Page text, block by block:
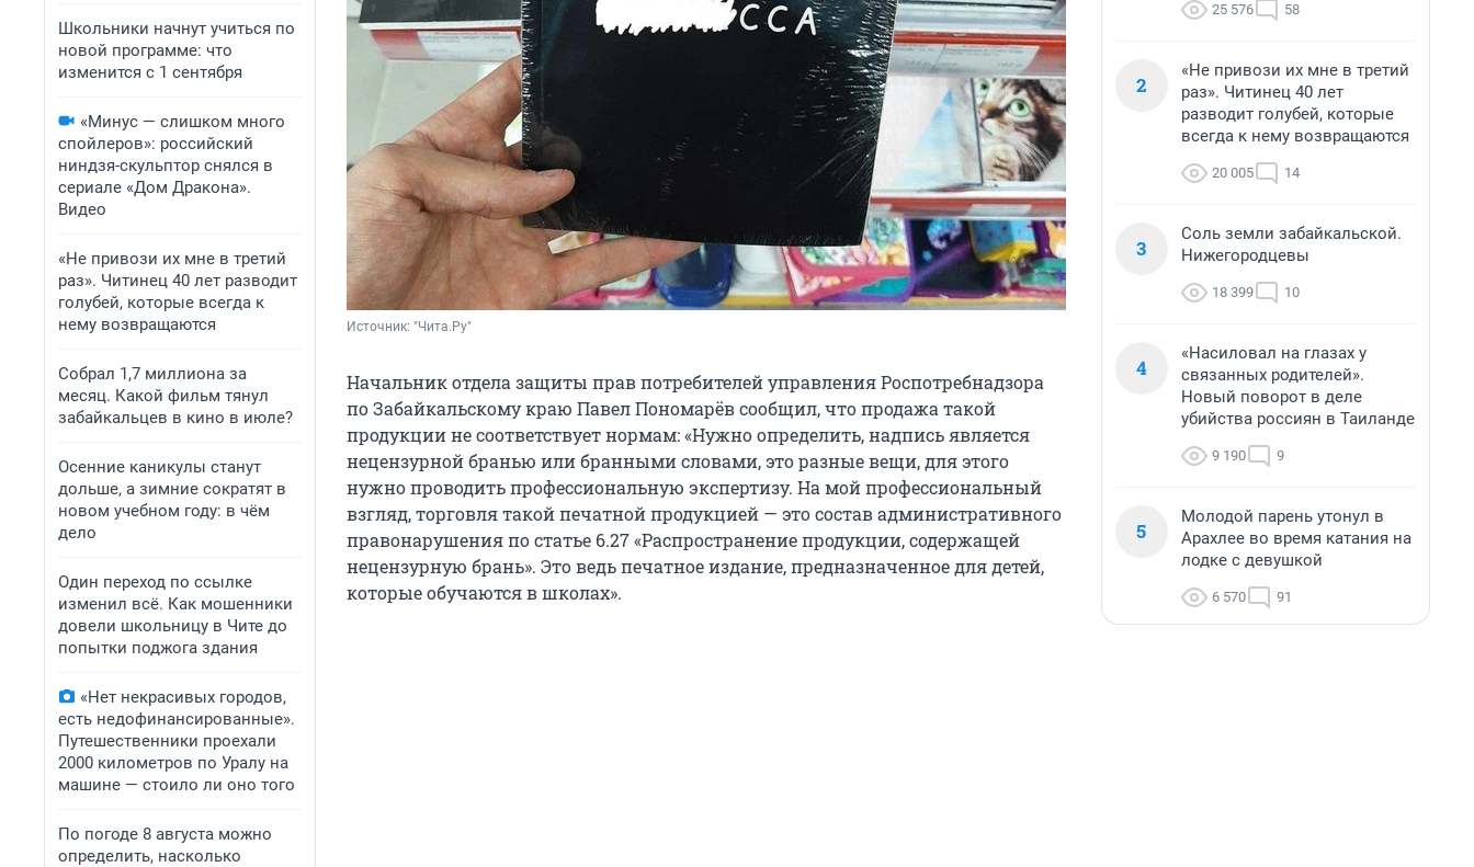
Школьники начнут учиться по
новой программе: что
изменится с 1 сентября
«Минус — слишком много
спойлеров»: российский
ниндзя-скульптор снялся в
сериале «Дом Дракона».
Видео
«Не привози их мне в третий
раз». Читинец 40 лет разводит
голубей, которые всегда к
нему возвращаются
Собрал 1,7 миллиона за
месяц. Какой фильм тянул
забайкальцев в кино в июле?
Осенние каникулы станут
дольше, а зимние сократят в
новом учебном году: в чём
дело
Один переход по ссылке
изменил всё. Как мошенники
довели школьницу в Чите до
попытки поджога здания
«Нет некрасивых городов,
есть недофинансированные».
Путешественники проехали
2000 километров по Уралу на
машине — стоило ли оно того
По погоде 8 августа можно
определить, насколько
Источник: "Чита.Ру"
Начальник отдела защиты прав потребителей управления Роспотребнадзора
по Забайкальскому краю Павел Пономарёв сообщил, что продажа такой
продукции не соответствует нормам: «Нужно определить, надпись является
нецензурной бранью или бранными словами, это разные вещи, для этого
нужно проводить профессиональную экспертизу. На мой профессиональный
взгляд, торговля такой печатной продукцией — это состав административного
правонарушения по статье 6.27 «Распространение продукции, содержащей
нецензурную брань». Это ведь печатное издание, предназначенное для детей,
которые обучаются в школах».
25 576 58
2
«Не привози их мне в третий
раз». Читинец 40 лет
разводит голубей, которые
всегда к нему возвращаются
20 005 14
3
Соль земли забайкальской.
Нижегородцевы
18 399 10
4
«Насиловал на глазах у
связанных родителей».
Новый поворот в деле
убийства россиян в Таиланде
9 190 9
5
Молодой парень утонул в
Арахлее во время катания на
лодке с девушкой
6 570 91